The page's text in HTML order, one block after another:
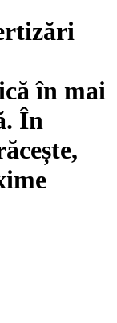
în mai
În